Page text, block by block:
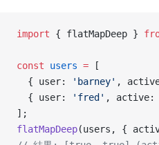
import { flatMapDeep }
const users = [
  { user:
'barney' ,
  { user:
'fred' , active:
];
flatMapDeep(users, {